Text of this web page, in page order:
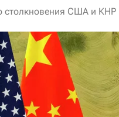
столкновения США и КНР